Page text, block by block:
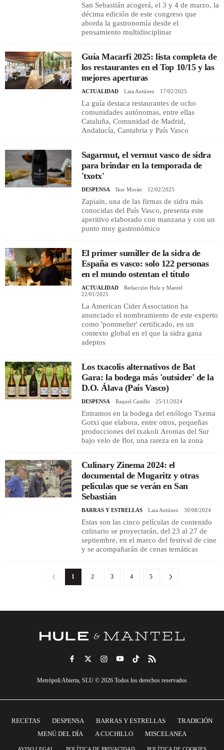
San Sebastián acogerá, el 3 y 4 de marzo, la
décima edición de este congreso que
aborda la gastronomía desde el
pensamiento multidisciplinar
Guía Macarfi 2025: lista completa de
los restaurantes en el Top 10/15 y las
mejores aperturas
ACTUALIDAD Laia Antúnez 17/02/2025
La guía destaca restaurantes de ocho
comunidades autónomas, entre ellas
Cataluña, Comunidad de Madrid,
Andalucía, Cantabria y País Vasco
Sagarmut, el vermut vasco de sidra
para brindar en la temporada de
'txotx'
DESPENSA Iker Morán 12/02/2025
Zapiain, una de las firmas de sidra más
conocidas del País Vasco, presenta este
aperitivo elaborado con manzana y con un
punto muy gastronómico
El primer sumiller de la sidra de
España es vasco: solo 122 personas
en el mundo ostentan el título
ACTUALIDAD
Redacción Hule y Mantel
22/01/2025
La American Cider Association ha
anunciado el nombramiento de este experto
como 'pommelier' certificado, en un
contexto global en el que la sidra gana
adeptos
Los txacolis alternativos de Bat
Gara: la bodega más 'outsider' de la
D.O. Álava (País Vasco)
DESPENSA Raquel Castillo 25/11/2024
Entramos en la bodega del enólogo Txema
Gotxi que elabora, entre otros, pequeñas
producciones del txakoli Aromas del Sur
bajo velo de flor, una rareza en la zona
Culinary Zinema 2024: el
documental de Mugaritz y otras
películas que se verán en San
Sebastián
BARRAS Y ESTRELLAS Laia Antúnez 30/08/2024
Estas son las cinco películas de contenido
culinario se proyectarán, del 23 al 27 de
septiembre, en el marco del festival de cine
y se acompañarán de cenas temáticas
1 2 3 4 5
Metrópoli Abierta, SLU © 2026 Todos los derechos reservados
RECETAS DESPENSA BARRAS Y ESTRELLAS
TRADICIÓN
MENÚ DEL DÍA
A CUCHILLO MISCELANEA